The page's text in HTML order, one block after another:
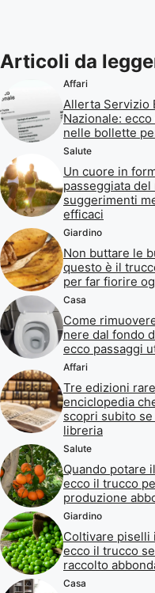
Articoli da
Affari
Allerta Servizio
Nazionale:
nelle bollette
Salute
Un cuore in
passeggiata del
suggerimenti
efficaci
Giardino
Non buttare le
questo è il
per far fiorire
Casa
Come
nere dal fondo
ecco passaggi
Affari
Tre edizioni
enciclopedia
scopri subito
libreria
Salute
Quando potare
ecco il trucco
produzione
Giardino
Coltivare piselli
ecco il trucco
raccolto
Casa